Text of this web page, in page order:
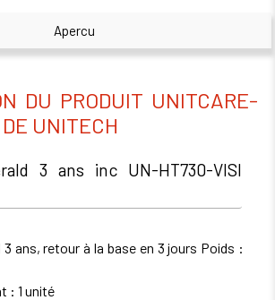
Apercu
DU PRODUIT UNITCARE-
UNITECH
3 ans inc UN-HT730-VISI
ans, retour à la base en 3 jours Poids :
: 1 unité